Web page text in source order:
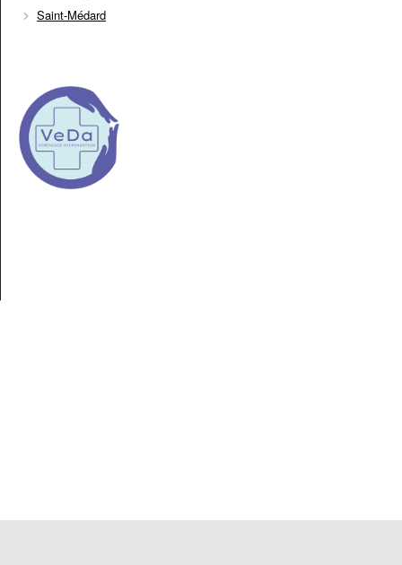
Saint-Médard